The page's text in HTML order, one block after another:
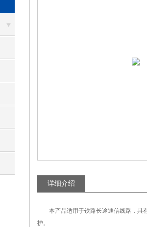
详细介绍
本产品适用于铁路长途通信线路，具
护。